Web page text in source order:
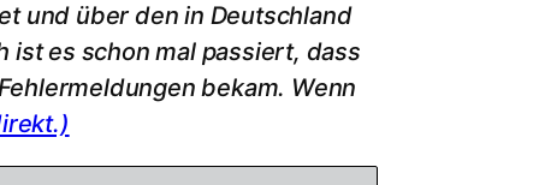
und über den in Deutschland
es schon mal passiert, dass
bekam. Wenn